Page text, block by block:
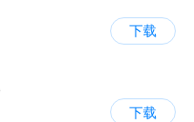
下载
下载